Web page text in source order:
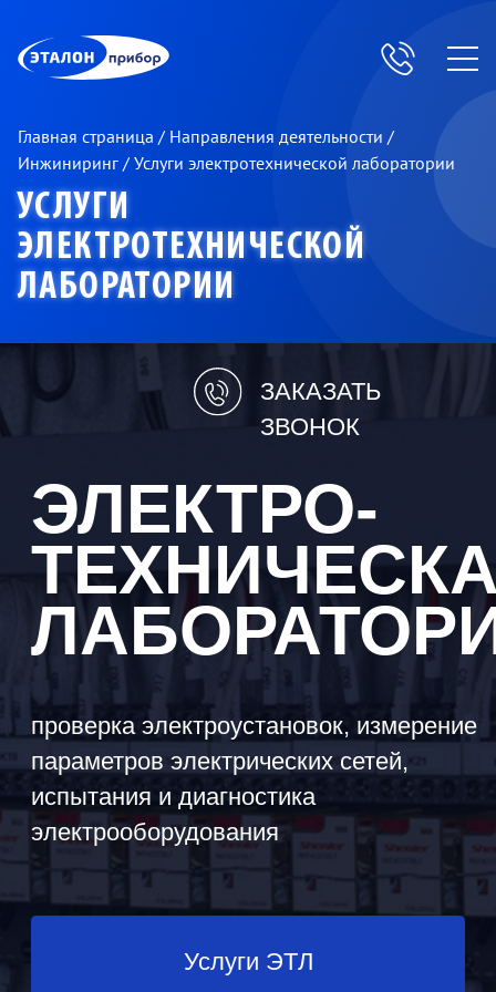
Главная страница / Направления деятельности /
Инжиниринг / Услуги электротехнической лаборатории
УСЛУГИ
ЭЛЕКТРОТЕХНИЧЕСКОЙ
ЛАБОРАТОРИИ
ЭЛЕКТРО-
ТЕХНИЧЕСКАЯ
ЛАБОРАТОРИЯ
проверка электроустановок, измерение
параметров электрических сетей,
испытания и диагностика
электрооборудования
Получить консультацию
ЗАКАЗАТЬ
ЗВОНОК